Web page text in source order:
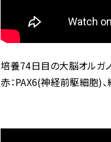
培養74日目の大脳オルガ
赤：PAX6(神経前駆細胞)